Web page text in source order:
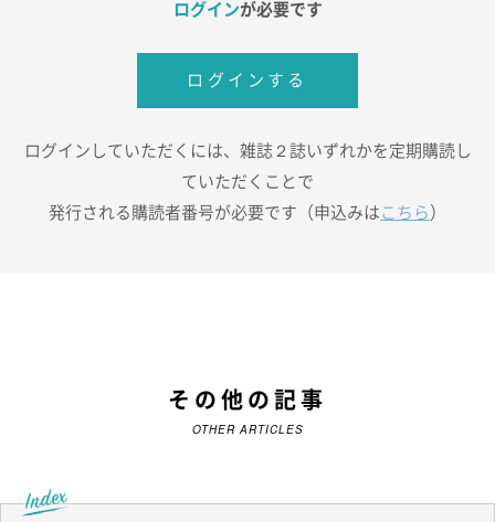
ログインが必要です
ログインする
ログインしていただくには、雑誌２誌いずれかを定期購読し
ていただくことで
発行される購読者番号が必要です（申込みは こちら ）
その他の記事
OTHER ARTICLES